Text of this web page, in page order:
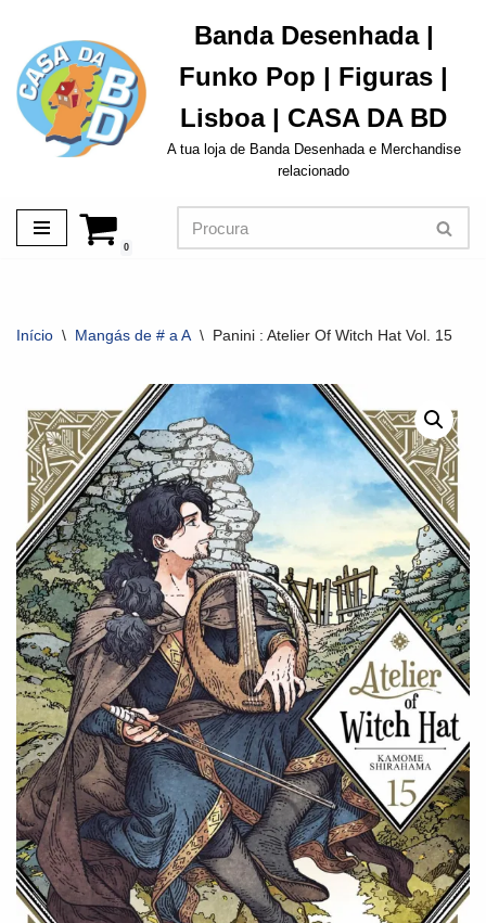
Avançar
para
o
conteúdo
Banda Desenhada |
Funko Pop | Figuras |
Lisboa | CASA DA BD
A tua loja de Banda Desenhada e Merchandise
relacionado
0
Início \ Mangás de # a A \ Panini : Atelier Of Witch Hat Vol. 15